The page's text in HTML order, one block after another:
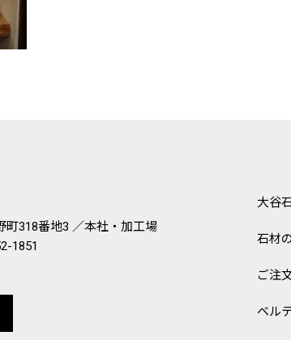
318番地3 ／本社・加工場
1851
大谷
石材
ご注
ベル